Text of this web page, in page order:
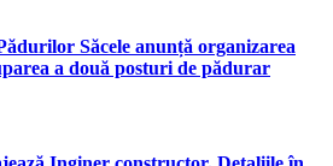
Săcele anunță organizarea
a două posturi de pădurar